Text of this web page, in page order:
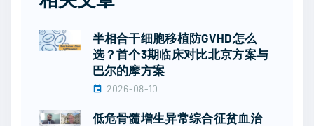
半相合干细胞移植防GVHD怎么
选？首个3期临床对比北京方案与
巴尔的摩方案
2026-08-10
低危骨髓增生异常综合征贫血治